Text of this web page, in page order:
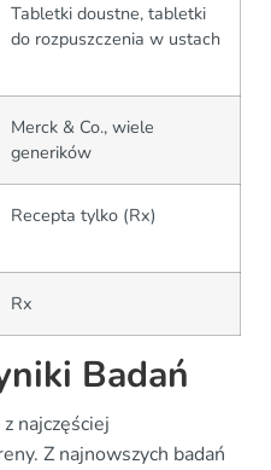
Tabletki doustne, tabletki
do rozpuszczenia w ustach
Merck & Co., wiele
generików
Recepta tylko (Rx)
Rx
Badań
najczęściej
Z najnowszych badań